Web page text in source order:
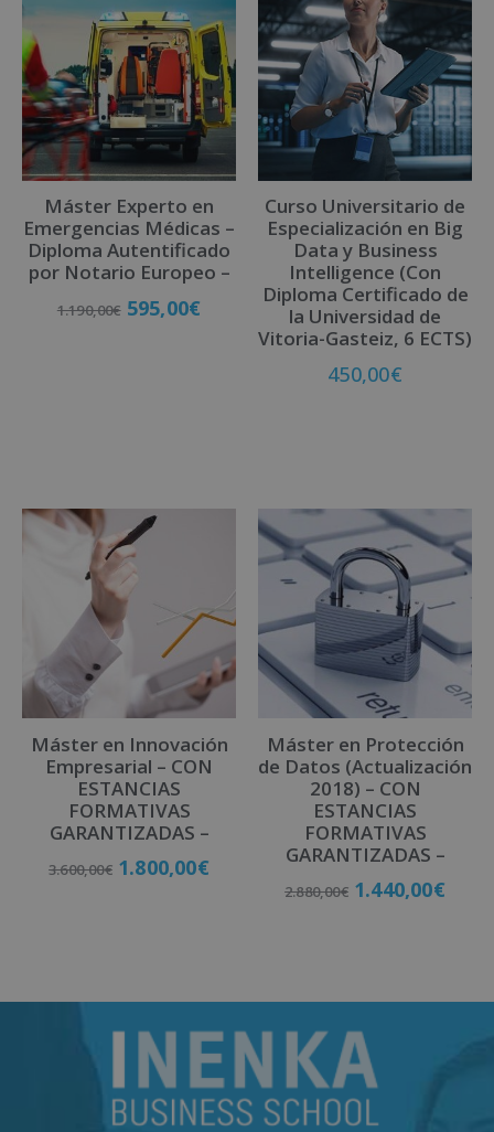
e
r
n
a
t
i
v
:
Máster Experto en
Emergencias Médicas –
Diploma Autentificado
por Notario Europeo –
1.190,00€ 595,00€
Curso Universitario de
Especialización en Big
Data y Business
Intelligence (Con
Diploma Certificado de
la Universidad de
Vitoria-Gasteiz, 6 ECTS)
450,00€
Máster en Innovación
Empresarial – CON
ESTANCIAS
FORMATIVAS
GARANTIZADAS –
3.600,00€ 1.800,00€
Máster en Protección
de Datos (Actualización
2018) – CON
ESTANCIAS
FORMATIVAS
GARANTIZADAS –
2.880,00€ 1.440,00€